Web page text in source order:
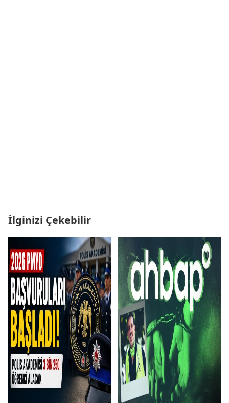
İlginizi Çekebilir